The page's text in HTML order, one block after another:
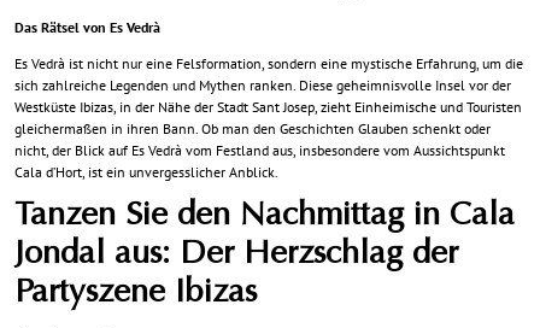
Das Rätsel von Es Vedrà
Es Vedrà ist nicht nur eine Felsformation, sondern eine mystische Erfahrung, um die
sich zahlreiche Legenden und Mythen ranken. Diese geheimnisvolle Insel vor der
Westküste Ibizas, in der Nähe der Stadt Sant Josep, zieht Einheimische und Touristen
gleichermaßen in ihren Bann. Ob man den Geschichten Glauben schenkt oder
nicht, der Blick auf Es Vedrà vom Festland aus, insbesondere vom Aussichtspunkt
Cala d’Hort, ist ein unvergesslicher Anblick.
Tanzen Sie den Nachmittag in Cala
Jondal aus: Der Herzschlag der
Partyszene Ibizas